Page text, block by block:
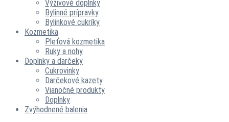
Výživové doplnky
Bylinné prípravky
Bylinkové cukríky
Kozmetika
Pleťová kozmetika
Ruky a nohy
Doplnky a darčeky
Cukrovinky
Darčekové kazety
Vianočné produkty
Doplnky
Zvýhodnené balenia